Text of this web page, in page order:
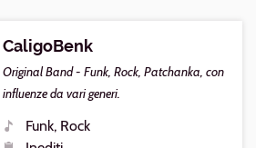
CaligoBenk
Original Band - Funk, Rock, Patchanka, con
influenze da vari generi.
Generi
Funk, Rock